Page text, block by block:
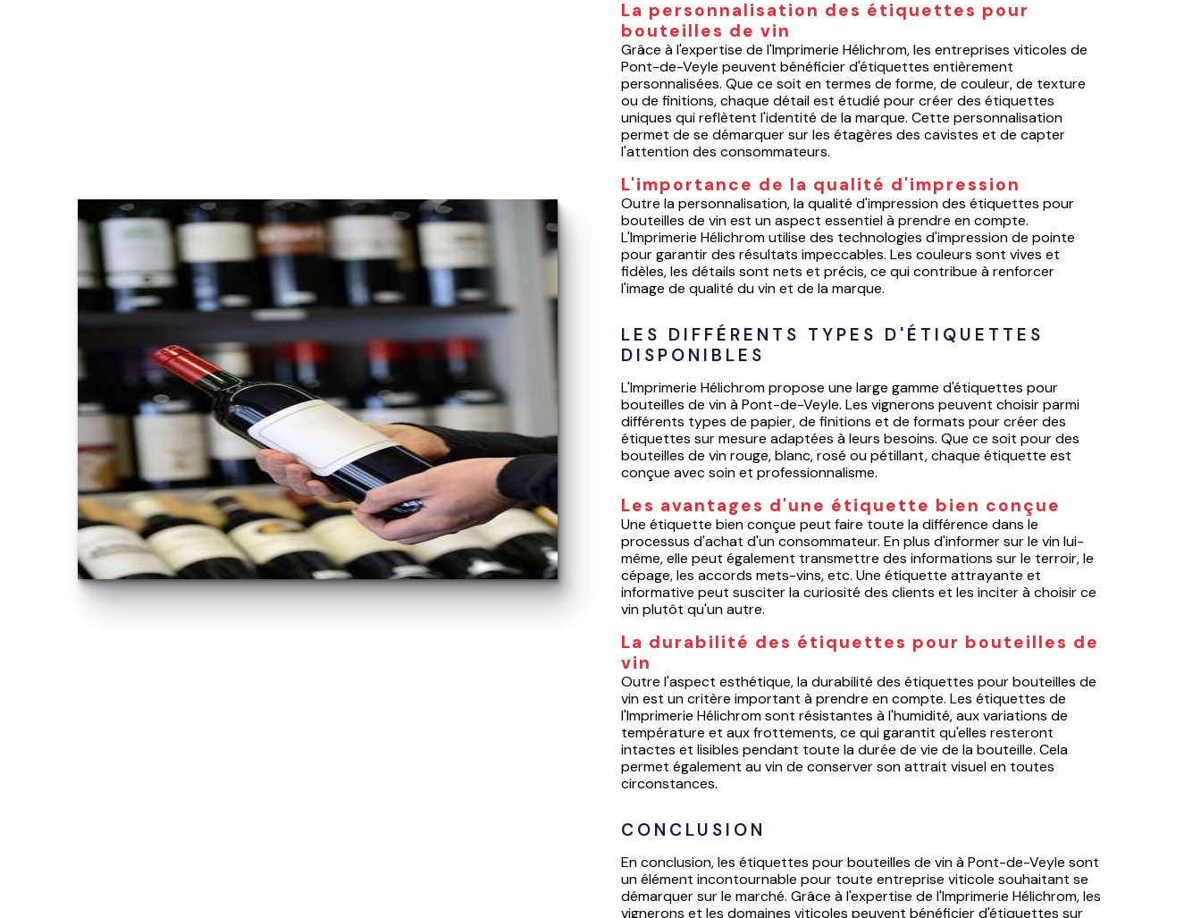
La personnalisation des étiquettes pour
bouteilles de vin
Grâce à l'expertise de l'Imprimerie Hélichrom, les entreprises viticoles de
Pont-de-Veyle peuvent bénéficier d'étiquettes entièrement
personnalisées. Que ce soit en termes de forme, de couleur, de texture
ou de finitions, chaque détail est étudié pour créer des étiquettes
uniques qui reflètent l'identité de la marque. Cette personnalisation
permet de se démarquer sur les étagères des cavistes et de capter
l'attention des consommateurs.
L'importance de la qualité d'impression
Outre la personnalisation, la qualité d'impression des étiquettes pour
bouteilles de vin est un aspect essentiel à prendre en compte.
L'Imprimerie Hélichrom utilise des technologies d'impression de pointe
pour garantir des résultats impeccables. Les couleurs sont vives et
fidèles, les détails sont nets et précis, ce qui contribue à renforcer
l'image de qualité du vin et de la marque.
LES DIFFÉRENTS TYPES D'ÉTIQUETTES
DISPONIBLES
L'Imprimerie Hélichrom propose une large gamme d'étiquettes pour
bouteilles de vin à Pont-de-Veyle. Les vignerons peuvent choisir parmi
différents types de papier, de finitions et de formats pour créer des
étiquettes sur mesure adaptées à leurs besoins. Que ce soit pour des
bouteilles de vin rouge, blanc, rosé ou pétillant, chaque étiquette est
conçue avec soin et professionnalisme.
Les avantages d'une étiquette bien conçue
Une étiquette bien conçue peut faire toute la différence dans le
processus d'achat d'un consommateur. En plus d'informer sur le vin lui-
même, elle peut également transmettre des informations sur le terroir, le
cépage, les accords mets-vins, etc. Une étiquette attrayante et
informative peut susciter la curiosité des clients et les inciter à choisir ce
vin plutôt qu'un autre.
La durabilité des étiquettes pour bouteilles de
vin
Outre l'aspect esthétique, la durabilité des étiquettes pour bouteilles de
vin est un critère important à prendre en compte. Les étiquettes de
l'Imprimerie Hélichrom sont résistantes à l'humidité, aux variations de
température et aux frottements, ce qui garantit qu'elles resteront
intactes et lisibles pendant toute la durée de vie de la bouteille. Cela
permet également au vin de conserver son attrait visuel en toutes
circonstances.
CONCLUSION
En conclusion, les étiquettes pour bouteilles de vin à Pont-de-Veyle sont
un élément incontournable pour toute entreprise viticole souhaitant se
démarquer sur le marché. Grâce à l'expertise de l'Imprimerie Hélichrom, les
vignerons et les domaines viticoles peuvent bénéficier d'étiquettes sur